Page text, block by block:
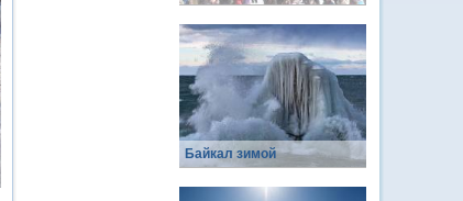
Байкал зимой